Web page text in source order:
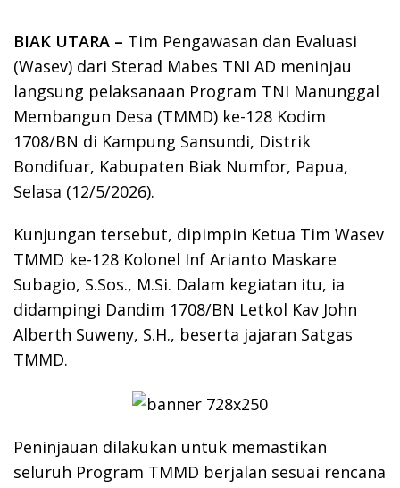
BIAK UTARA – Tim Pengawasan dan Evaluasi
(Wasev) dari Sterad Mabes TNI AD meninjau
langsung pelaksanaan Program TNI Manunggal
Membangun Desa (TMMD) ke-128 Kodim
1708/BN di Kampung Sansundi, Distrik
Bondifuar, Kabupaten Biak Numfor, Papua,
Selasa (12/5/2026).
Kunjungan tersebut, dipimpin Ketua Tim Wasev
TMMD ke-128 Kolonel Inf Arianto Maskare
Subagio, S.Sos., M.Si. Dalam kegiatan itu, ia
didampingi Dandim 1708/BN Letkol Kav John
Alberth Suweny, S.H., beserta jajaran Satgas
TMMD.
Peninjauan dilakukan untuk memastikan
seluruh Program TMMD berjalan sesuai rencana